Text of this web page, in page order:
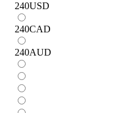
240USD
240CAD
240AUD